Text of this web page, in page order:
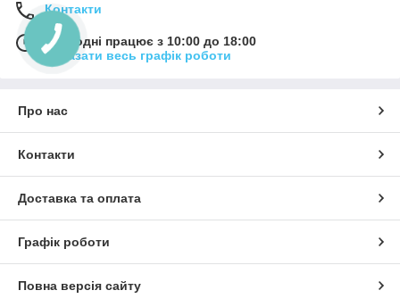
Контакти
Сьогодні працює з 10:00 до 18:00
Показати весь графік роботи
Про нас
Контакти
Доставка та оплата
Графік роботи
Повна версія сайту